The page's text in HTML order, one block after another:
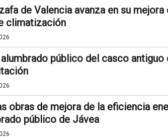
de Valencia avanza en su
climatización
público del casco antiguo
obras de mejora de la eficiencia
público de Jávea